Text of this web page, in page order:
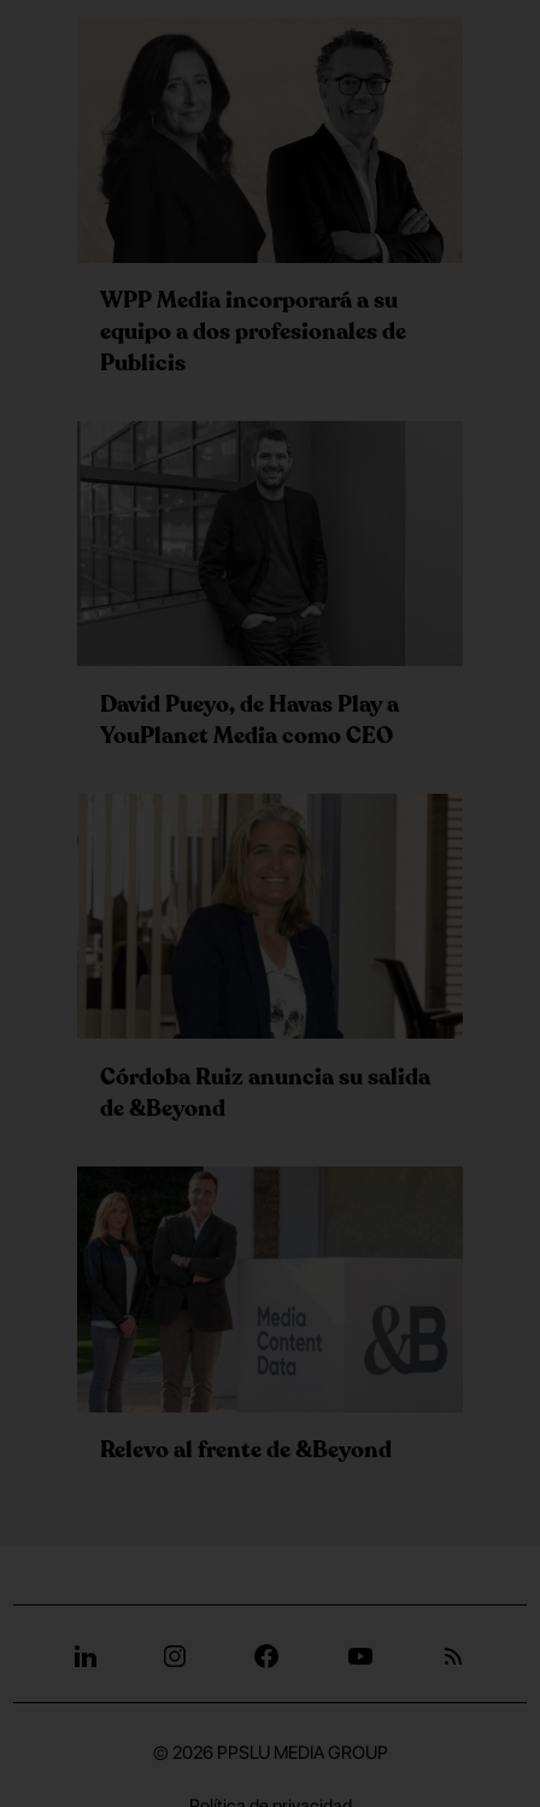
WPP Media incorporará a su
equipo a dos profesionales de
Publicis
David Pueyo, de Havas Play a
YouPlanet Media como CEO
Córdoba Ruiz anuncia su salida
de &Beyond
Relevo al frente de &Beyond
© 2026 PPSLU MEDIA GROUP